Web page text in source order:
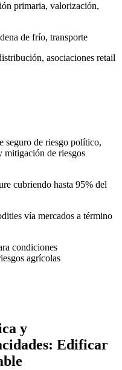
primaria, valorización,
de frío, transporte
asociaciones retail
seguro de riesgo político,
mitigación de riesgos
cubriendo hasta 95% del
vía mercados a término
condiciones
agrícolas
y
Edificar